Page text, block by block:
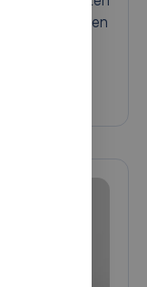
gleichmäßigen